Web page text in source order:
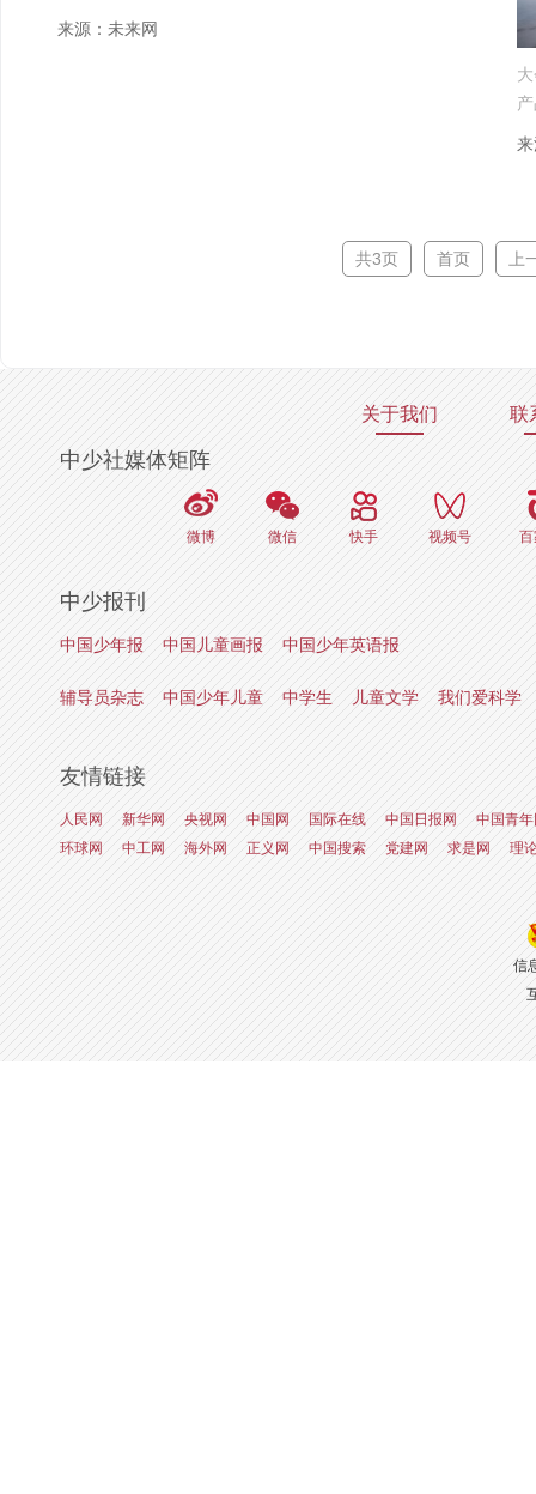
来源：未来网
共3页 首页 上
关于我们 联
中少社媒体矩阵
微博 微信 快手 视频号
中少报刊
中国少年报 中国儿童画报 中国少年英语报
辅导员杂志 中国少年儿童 中学生 儿童文学 我们爱科学
友情链接
人民网 新华网 央视网 中国网 国际在线 中国日报网
中国青
环球网
中工网 海外网 正义网 中国搜索 党建网 求是网 理
信